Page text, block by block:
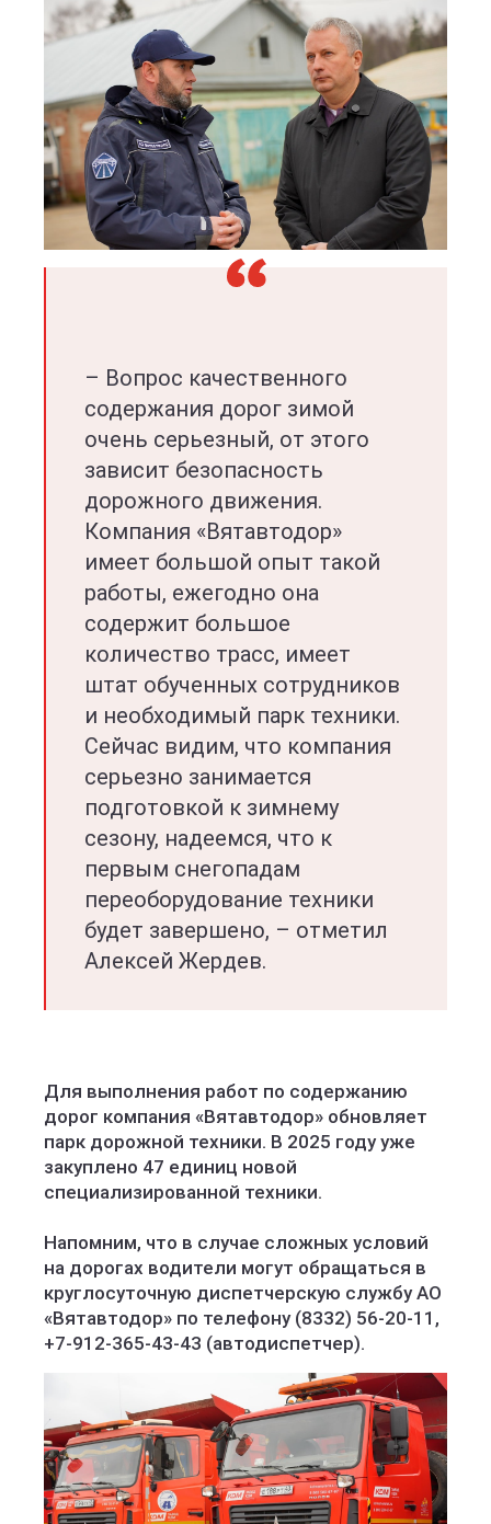
– Вопрос качественного
содержания дорог зимой
очень серьезный, от этого
зависит безопасность
дорожного движения.
Компания «Вятавтодор»
имеет большой опыт такой
работы, ежегодно она
содержит большое
количество трасс, имеет
штат обученных сотрудников
и необходимый парк техники.
Сейчас видим, что компания
серьезно занимается
подготовкой к зимнему
сезону, надеемся, что к
первым снегопадам
переоборудование техники
будет завершено, – отметил
Алексей Жердев.
Для выполнения работ по содержанию
дорог компания «Вятавтодор» обновляет
парк дорожной техники. В 2025 году уже
закуплено 47 единиц новой
специализированной техники.
Напомним, что в случае сложных условий
на дорогах водители могут обращаться в
круглосуточную диспетчерскую службу АО
«Вятавтодор» по телефону (8332) 56-20-11,
+7-912-365-43-43 (автодиспетчер).